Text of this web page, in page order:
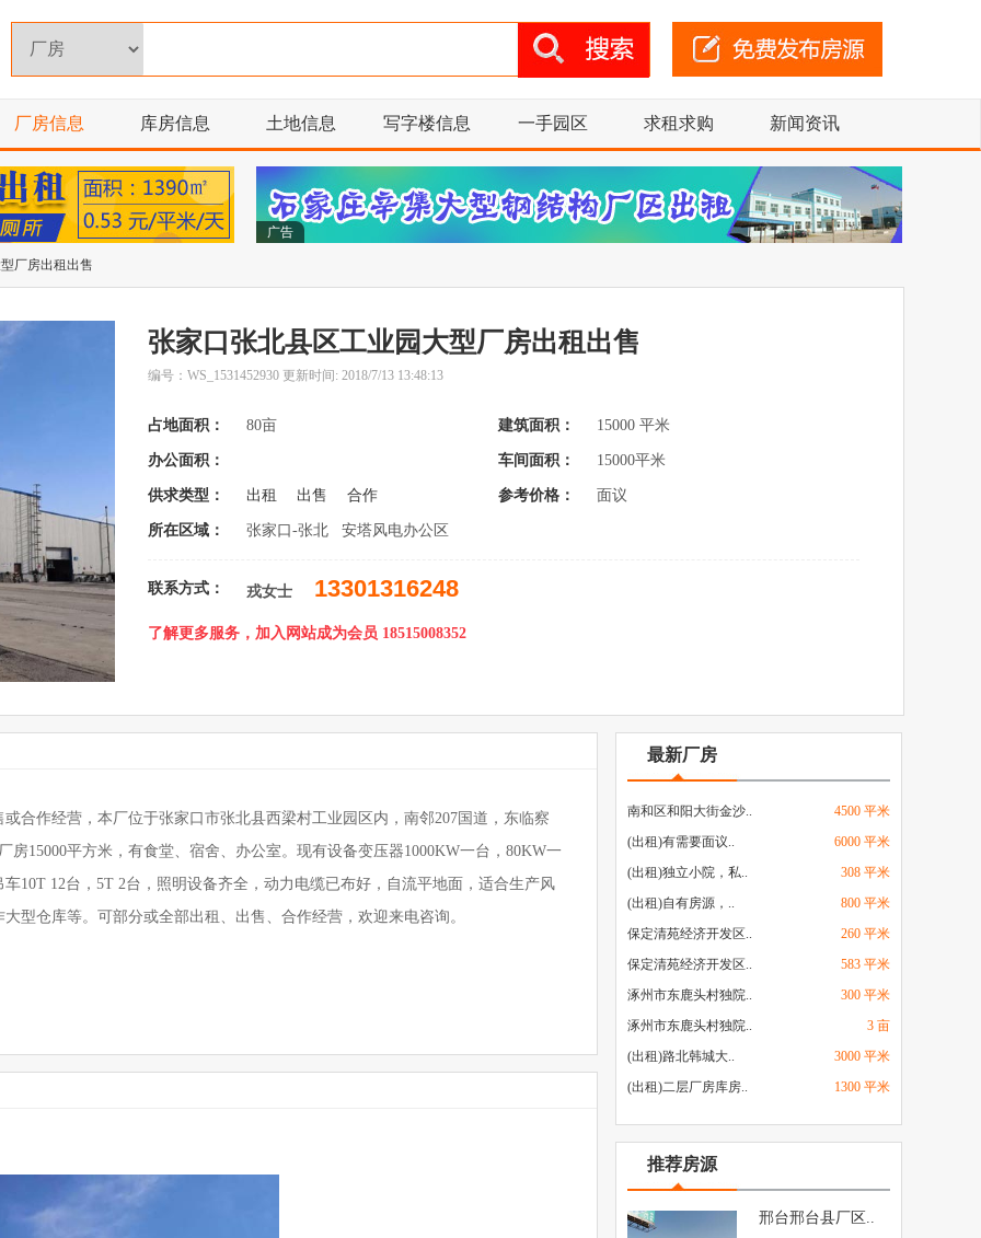
厂房信息 库房信息 土地信息 写字楼信息 一手园区 求租求购 新闻资讯
广告
厂房出租出售
张家口张北县区工业园大型厂房出租出售
编号：WS_1531452930 更新时间: 2018/7/13 13:48:13
占地面积： 80亩 建筑面积： 15000 平米
办公面积： 车间面积： 15000平米
供求类型： 出租 出售 合作 参考价格： 面议
所在区域： 张家口-张北 安塔风电办公区
联系方式： 戎女士 13301316248
了解更多服务，加入网站成为会员 18515008352
合作经营，本厂位于张家口市张北县西梁村工业园区内，南邻207国道，东临察
房15000平方米，有食堂、宿舍、办公室。现有设备变压器1000KW一台，80KW一
10T 12台，5T 2台，照明设备齐全，动力电缆已布好，自流平地面，适合生产风
型仓库等。可部分或全部出租、出售、合作经营，欢迎来电咨询。
最新厂房
南和区和阳大街金沙..
4500 平米
(出租)有需要面议..
6000 平米
(出租)独立小院，私..
308 平米
(出租)自有房源，..
800 平米
保定清苑经济开发区..
260 平米
保定清苑经济开发区..
583 平米
涿州市东鹿头村独院..
300 平米
涿州市东鹿头村独院..
3 亩
(出租)路北韩城大..
3000 平米
(出租)二层厂房库房..
1300 平米
推荐房源
邢台邢台县厂区..